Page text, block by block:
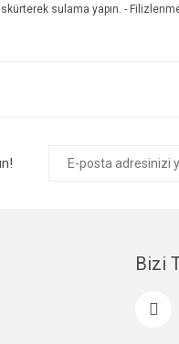
sulama yapın. -
Bizi